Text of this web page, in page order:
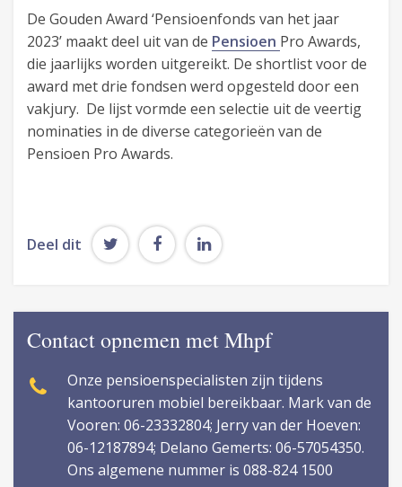
De Gouden Award ‘Pensioenfonds van het jaar
2023’ maakt deel uit van de Pensioen Pro Awards,
die jaarlijks worden uitgereikt. De shortlist voor de
award met drie fondsen werd opgesteld door een
vakjury. De lijst vormde een selectie uit de veertig
nominaties in de diverse categorieën van de
Pensioen Pro Awards.
Deel dit
Contact opnemen met Mhpf
Onze pensioenspecialisten zijn tijdens
kantooruren mobiel bereikbaar. Mark van de
Vooren: 06-23332804; Jerry van der Hoeven:
06-12187894; Delano Gemerts: 06-57054350.
Ons algemene nummer is 088-824 1500